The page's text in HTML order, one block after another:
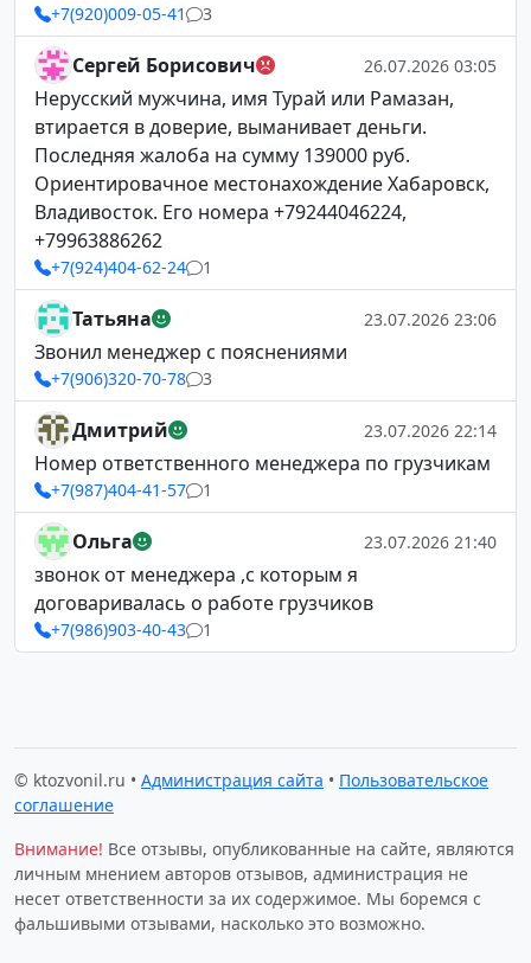
+7(920)009-05-41 3
Сергей Борисович 26.07.2026 03:05
Нерусский мужчина, имя Турай или Рамазан,
втирается в доверие, выманивает деньги.
Последняя жалоба на сумму 139000 руб.
Ориентировачное местонахождение Хабаровск,
Владивосток. Его номера +79244046224,
+79963886262
+7(924)404-62-24 1
Татьяна 23.07.2026 23:06
Звонил менеджер с пояснениями
+7(906)320-70-78 3
Дмитрий 23.07.2026 22:14
Номер ответственного менеджера по грузчикам
+7(987)404-41-57 1
Ольга 23.07.2026 21:40
звонок от менеджера ,с которым я
договаривалась о работе грузчиков
+7(986)903-40-43 1
© ktozvonil.ru • Администрация сайта • Пользовательское
соглашение
Внимание! Все отзывы, опубликованные на сайте, являются
личным мнением авторов отзывов, администрация не
несет ответственности за их содержимое. Мы боремся с
фальшивыми отзывами, насколько это возможно.